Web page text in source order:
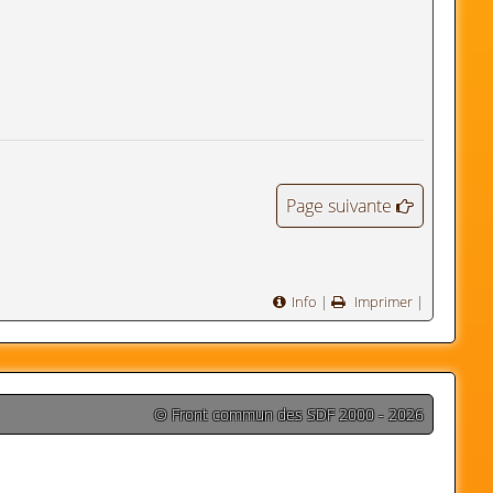
Page suivante
Info | Imprimer |
© Front commun des SDF 2000 - 2026